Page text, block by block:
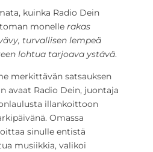
kuinka Radio Dein
monelle rakas
turvallisen lempeä
lohtua tarjoava ystävä.
merkittävän satsauksen
avaat Radio Dein, juontaja
illankoittoon
Omassa
sinulle entistä
musiikkia, valikoi